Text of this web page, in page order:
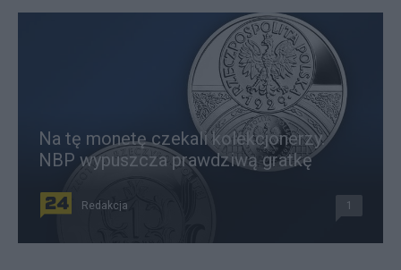
Na tę monetę czekali kolekcjonerzy.
NBP wypuszcza prawdziwą gratkę
Redakcja 1